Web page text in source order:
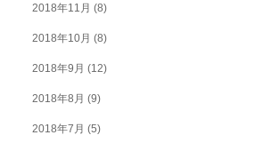
2018年11月 (8)
2018年10月 (8)
2018年9月 (12)
2018年8月 (9)
2018年7月 (5)